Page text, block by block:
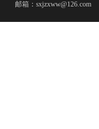
邮箱：sxjzxww@126.com